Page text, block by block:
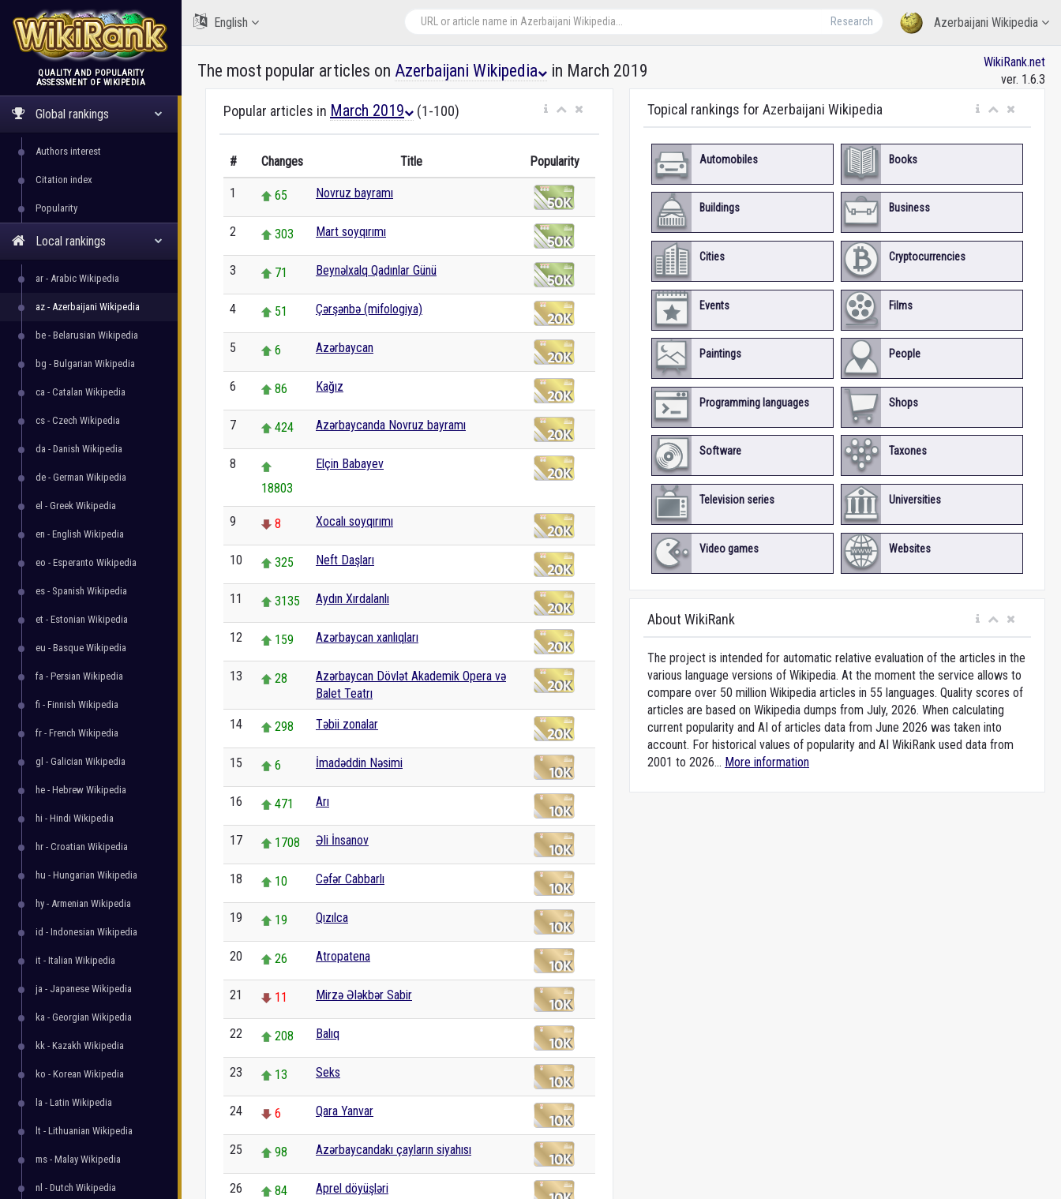
WikiRank
QUALITY AND POPULARITY
ASSESSMENT OF WIKIPEDIA
Global rankings
Authors interest
Citation index
Popularity
Local rankings
ar - Arabic Wikipedia
az - Azerbaijani Wikipedia
be - Belarusian Wikipedia
bg - Bulgarian Wikipedia
ca - Catalan Wikipedia
cs - Czech Wikipedia
da - Danish Wikipedia
de - German Wikipedia
el - Greek Wikipedia
en - English Wikipedia
eo - Esperanto Wikipedia
es - Spanish Wikipedia
et - Estonian Wikipedia
eu - Basque Wikipedia
fa - Persian Wikipedia
fi - Finnish Wikipedia
fr - French Wikipedia
gl - Galician Wikipedia
he - Hebrew Wikipedia
hi - Hindi Wikipedia
hr - Croatian Wikipedia
hu - Hungarian Wikipedia
hy - Armenian Wikipedia
id - Indonesian Wikipedia
it - Italian Wikipedia
ja - Japanese Wikipedia
ka - Georgian Wikipedia
kk - Kazakh Wikipedia
ko - Korean Wikipedia
la - Latin Wikipedia
lt - Lithuanian Wikipedia
ms - Malay Wikipedia
nl - Dutch Wikipedia
Azerbaijani Wikipedia
Research
English
The most popular articles on Azerbaijani Wikipedia in March 2019
WikiRank.net
ver. 1.6.3
Popular articles in March 2019 (1-100)
# Changes Title Popularity
1 65 Novruz bayramı
2 303 Mart soyqırımı
3 71 Beynəlxalq Qadınlar Günü
4 51 Çərşənbə (mifologiya)
5 6 Azərbaycan
6 86 Kağız
7 424 Azərbaycanda Novruz bayramı
8
18803
Elçin Babayev
9 8 Xocalı soyqırımı
10 325 Neft Daşları
11 3135 Aydın Xırdalanlı
12 159 Azərbaycan xanlıqları
13 28
Azərbaycan Dövlət Akademik Opera və
Balet Teatrı
14 298 Təbii zonalar
15 6 İmadəddin Nəsimi
16 471 Arı
17 1708 Əli İnsanov
18 10 Cəfər Cabbarlı
19 19 Qızılca
20 26 Atropatena
21 11 Mirzə Ələkbər Sabir
22 208 Balıq
23 13 Seks
24 6 Qara Yanvar
25 98 Azərbaycandakı çayların siyahısı
26 84 Aprel döyüşləri
Topical rankings for Azerbaijani Wikipedia
Automobiles Books
Buildings Business
Cities Cryptocurrencies
Events Films
Paintings People
Programming languages Shops
Software Taxones
Television series Universities
Video games Websites
About WikiRank
The project is intended for automatic relative evaluation of the articles in the
various language versions of Wikipedia. At the moment the service allows to
compare over 50 million Wikipedia articles in 55 languages. Quality scores of
articles are based on Wikipedia dumps from July, 2026. When calculating
current popularity and AI of articles data from June 2026 was taken into
account. For historical values of popularity and AI WikiRank used data from
2001 to 2026... More information